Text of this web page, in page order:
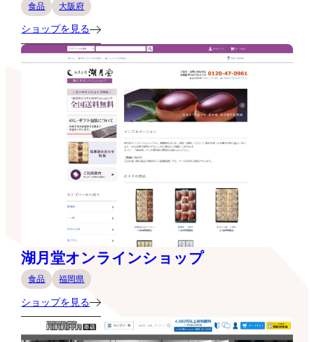
食品 大阪府
ショップを見る
湖月堂オンラインショップ
食品 福岡県
ショップを見る